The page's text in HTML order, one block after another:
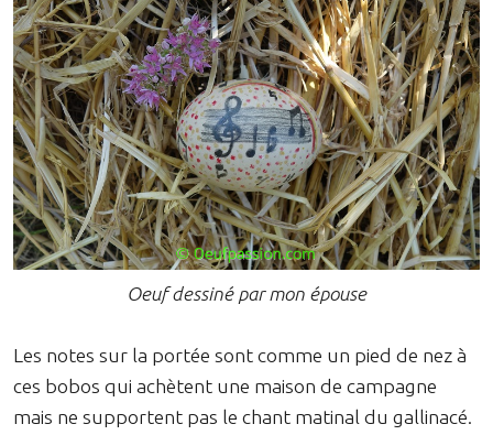
Oeuf dessiné par mon épouse
Les notes sur la portée sont comme un pied de nez à
ces bobos qui achètent une maison de campagne
mais ne supportent pas le chant matinal du gallinacé.